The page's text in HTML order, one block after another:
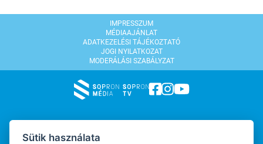
IMPRESSZUM
MÉDIAAJÁNLAT
ADATKEZELÉSI TÁJÉKOZTATÓ
JOGI NYILATKOZAT
MODERÁLÁSI SZABÁLYZAT
Sütik használata